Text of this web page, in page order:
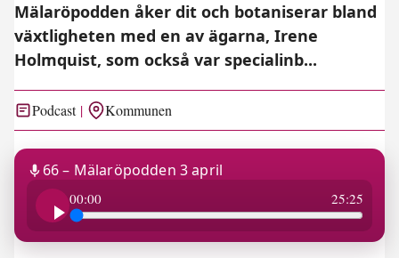
Mälaröpodden åker dit och botaniserar bland
växtligheten med en av ägarna, Irene
Holmquist, som också var specialinb...
Podcast Kommunen
25:2566 – Mälaröpodden 3 april
00:00 25:25